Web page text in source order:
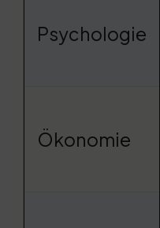
Psychologie
Ökonomie